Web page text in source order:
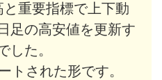
と重要指標で上下動
足の高安値を更新す
した。
トされた形です。